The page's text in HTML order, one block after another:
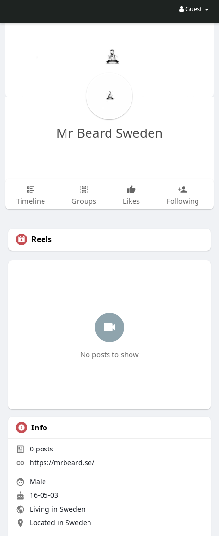
Guest
Mr Beard Sweden
Timeline Groups Likes Following
Reels
No posts to show
Info
0posts
https://mrbeard.se/
Male
16-05-03
Living in Sweden
Located in Sweden